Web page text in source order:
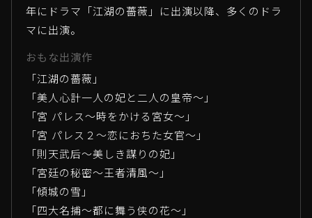
年にドラマ「江湖の薔薇」に出演以降、多くのドラ
マに出演。
おもな出演作
「江湖の薔薇」
「美人心計一人の妃と二人の皇帝～」
「宮 パレス～時をかける宮女～」
「宮 パレス２～恋におちた女官～」
「則天武后～美しき謀りの妃」
「宮廷の秘密～王者清風～」
「傾城の雪」
「四大名捕～都に舞う侠の花～」